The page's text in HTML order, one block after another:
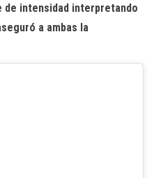
de intensidad interpretando
a ambas la